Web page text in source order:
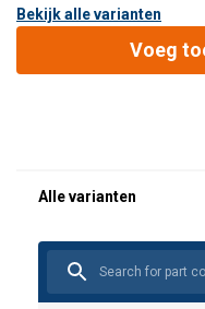
Bekijk alle varianten
Voeg